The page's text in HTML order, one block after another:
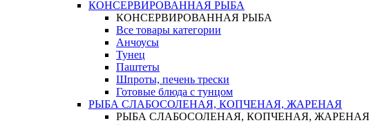
КОНСЕРВИРОВАННАЯ РЫБА
КОНСЕРВИРОВАННАЯ РЫБА
Все товары категории
Анчоусы
Тунец
Паштеты
Шпроты, печень трески
Готовые блюда с тунцом
РЫБА СЛАБОСОЛЕНАЯ, КОПЧЕНАЯ, ЖАРЕНАЯ
РЫБА СЛАБОСОЛЕНАЯ, КОПЧЕНАЯ, ЖАРЕНАЯ